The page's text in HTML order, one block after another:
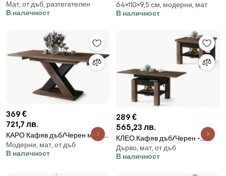
РАЗТЕГАТЕЛНА ХОЛНА МАСА
С ПОВДИГАЩ МЕХАНИЗЪМ
Мат, от дъб, разтегателен
В наличност
(Шампанско) - МОДЕРНА
МАСА/РАЗТЕГАТЕЛНА МАСА
64×110×9,5 cм, модерни, мат
В наличност
369 €
721,7 лв.
КАРО Кафяв дъб/Черен мат -
МОДЕРНА РАЗТЕГАТЕЛНА
МАСА ДО 180 cм!
Модерни, мат, от дъб
В наличност
289 €
565,23 лв.
КЛЕО Кафяв дъб/Черен -
РАЗТЕГАТЕЛНА ХОЛНА МАСА
С ПОВДИГАЩ МЕХАНИЗЪМ
Дърво, мат, от дъб
В наличност